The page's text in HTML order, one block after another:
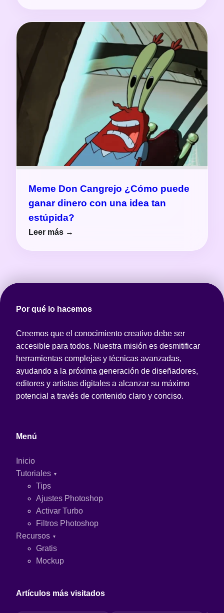
Meme Don Cangrejo ¿Cómo puede
ganar dinero con una idea tan
estúpida?
Leer más →
Por qué lo hacemos
Creemos que el conocimiento creativo debe ser
accesible para todos. Nuestra misión es desmitificar
herramientas complejas y técnicas avanzadas,
ayudando a la próxima generación de diseñadores,
editores y artistas digitales a alcanzar su máximo
potencial a través de contenido claro y conciso.
Menú
Inicio
Tutoriales
Tips
Ajustes Photoshop
Activar Turbo
Filtros Photoshop
Recursos
Gratis
Mockup
Artículos más visitados